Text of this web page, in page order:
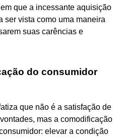
que a incessante aquisição
ser vista como uma maneira
suas carências e
do consumidor
que não é a satisfação de
mas a comodificação
elevar a condição